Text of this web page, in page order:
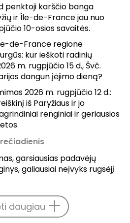
penktoji karščio banga
ir Île-de-France jau nuo
10-osios savaitės.
de-France regione
kur ieškoti radinių
m. rugpjūčio 15 d., Švč.
dangun įėjimo dieną?
2026 m. rugpjūčio 12 d.:
iš Paryžiaus ir jo
renginiai ir geriausios
garsiausias padavėjų
galiausiai neįvyks rugsėjį
daugiau